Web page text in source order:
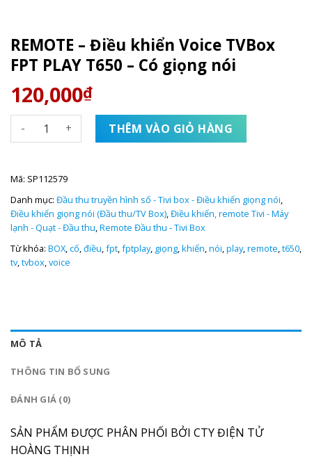
REMOTE – Điều khiển Voice TVBox
FPT PLAY T650 – Có giọng nói
120,000₫
REMOTE - Điều khiển Voice TVBox FPT PLAY T650 - Có
THÊM VÀO GIỎ HÀNG
Mã: SP112579
Danh mục: Đầu thu truyền hình số - Tivi box - Điều khiển giọng nói,
Điều khiển giọng nói (Đầu thu/TV Box),Điều khiển, remote Tivi - Máy
lạnh - Quạt - Đầu thu,Remote Đầu thu - Tivi Box
Từ khóa: BOX,cố,điều,fpt,fptplay, giọng,khiển,nói,play,remote,t650,
tv,tvbox,voice
MÔ TẢ
THÔNG TIN BỔ SUNG
ĐÁNH GIÁ (0)
SẢN PHẨM ĐƯỢC PHÂN PHỐI BỞI CTY ĐIỆN TỬ
HOÀNG THỊNH